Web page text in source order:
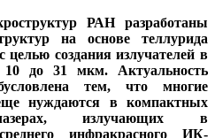
РАН разработаны
на основе теллурида
создания излучателей в
до 31 мкм. Актуальность
тем, что многие
нуждаются в компактных
излучающих в
инфракрасного ИК-